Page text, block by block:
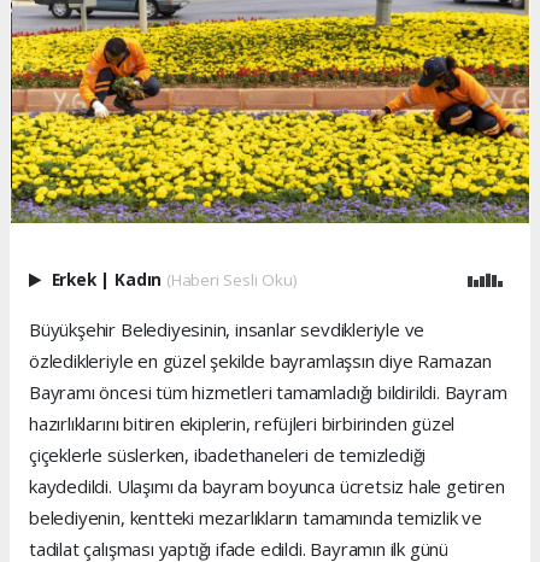
Erkek | Kadın (Haberi Sesli Oku)
Büyükşehir Belediyesinin, insanlar sevdikleriyle ve
özledikleriyle en güzel şekilde bayramlaşsın diye Ramazan
Bayramı öncesi tüm hizmetleri tamamladığı bildirildi. Bayram
hazırlıklarını bitiren ekiplerin, refüjleri birbirinden güzel
çiçeklerle süslerken, ibadethaneleri de temizlediği
kaydedildi. Ulaşımı da bayram boyunca ücretsiz hale getiren
belediyenin, kentteki mezarlıkların tamamında temizlik ve
tadilat çalışması yaptığı ifade edildi. Bayramın ilk günü